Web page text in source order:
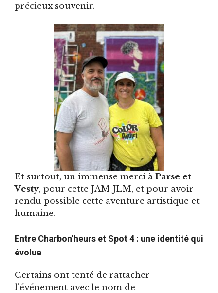
précieux souvenir.
Et surtout, un immense merci à Parse et
Vesty, pour cette JAM JLM, et pour avoir
rendu possible cette aventure artistique et
humaine.
Entre Charbon’heurs et Spot 4 : une identité qui
évolue
Certains ont tenté de rattacher
l’événement avec le nom de